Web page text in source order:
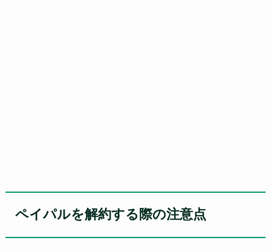
ペイパルを解約する際の注意点